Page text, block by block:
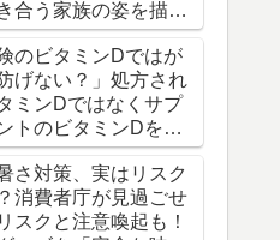
合う家族の姿を描い
身の記録です。
のビタミンDではが
げない？」処方され
ミンDではなくサプ
トのビタミンDを摂
という衝撃の真実
さ対策、実はリスク
消費者庁が見過ごせ
スクと注意喚起も！